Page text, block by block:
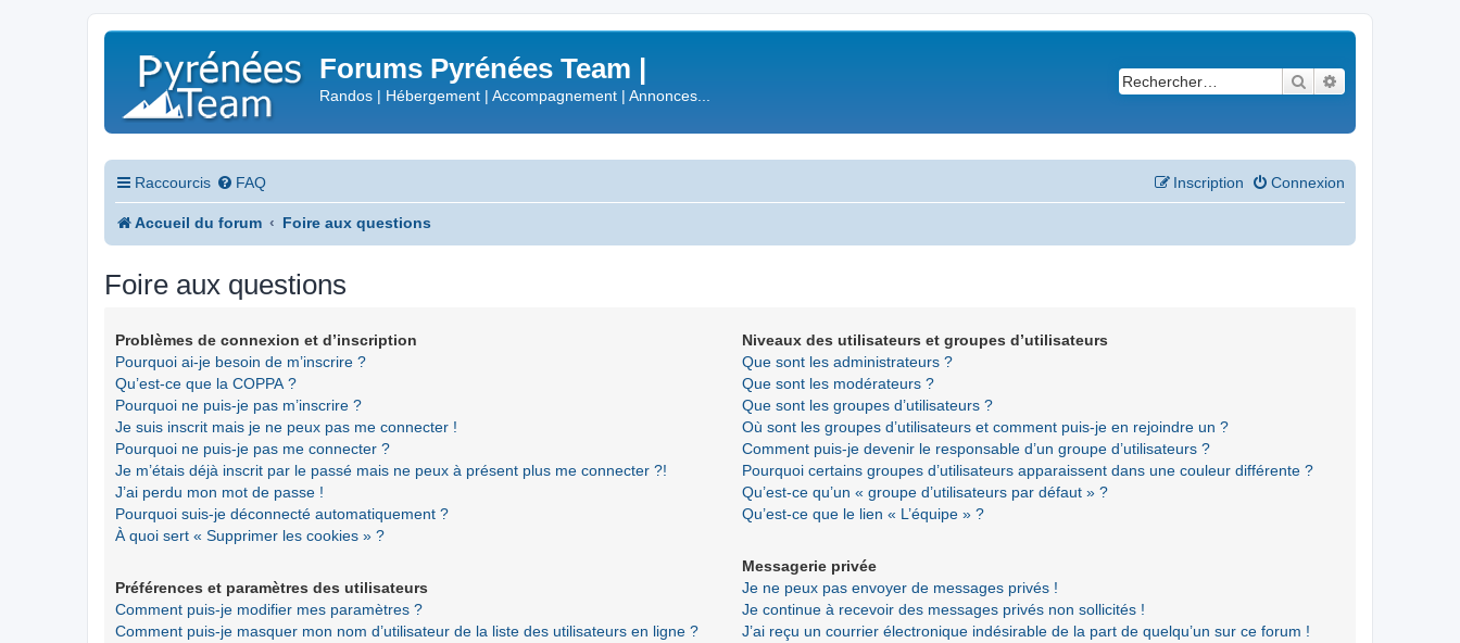
Forums Pyrénées Team |
Randos | Hébergement | Accompagnement | Annonces...
Rechercher
Raccourcis FAQ Connexion
Inscription
Accueil du forum Foire aux questions
Foire aux questions
Problèmes de connexion et d’inscription
Pourquoi ai-je besoin de m’inscrire ?
Qu’est-ce que la COPPA ?
Pourquoi ne puis-je pas m’inscrire ?
Je suis inscrit mais je ne peux pas me connecter !
Pourquoi ne puis-je pas me connecter ?
Je m’étais déjà inscrit par le passé mais ne peux à présent plus me connecter ?!
J’ai perdu mon mot de passe !
Pourquoi suis-je déconnecté automatiquement ?
À quoi sert « Supprimer les cookies » ?
Préférences et paramètres des utilisateurs
Comment puis-je modifier mes paramètres ?
Comment puis-je masquer mon nom d’utilisateur de la liste des utilisateurs en ligne ?
Niveaux des utilisateurs et groupes d’utilisateurs
Que sont les administrateurs ?
Que sont les modérateurs ?
Que sont les groupes d’utilisateurs ?
Où sont les groupes d’utilisateurs et comment puis-je en rejoindre un ?
Comment puis-je devenir le responsable d’un groupe d’utilisateurs ?
Pourquoi certains groupes d’utilisateurs apparaissent dans une couleur différente ?
Qu’est-ce qu’un « groupe d’utilisateurs par défaut » ?
Qu’est-ce que le lien « L’équipe » ?
Messagerie privée
Je ne peux pas envoyer de messages privés !
Je continue à recevoir des messages privés non sollicités !
J’ai reçu un courrier électronique indésirable de la part de quelqu’un sur ce forum !